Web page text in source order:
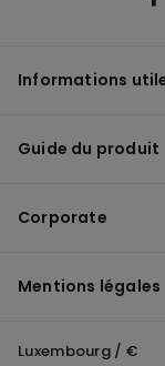
Informations
Guide du produit
Corporate
Mentions légales
Luxembourg / €